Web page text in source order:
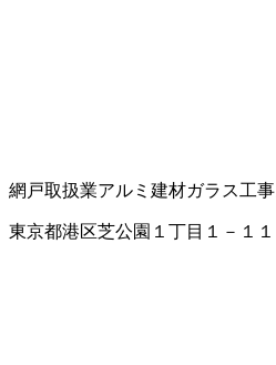
網戸取扱業アルミ建材ガラス工事
東京都港区芝公園１丁目１－１１